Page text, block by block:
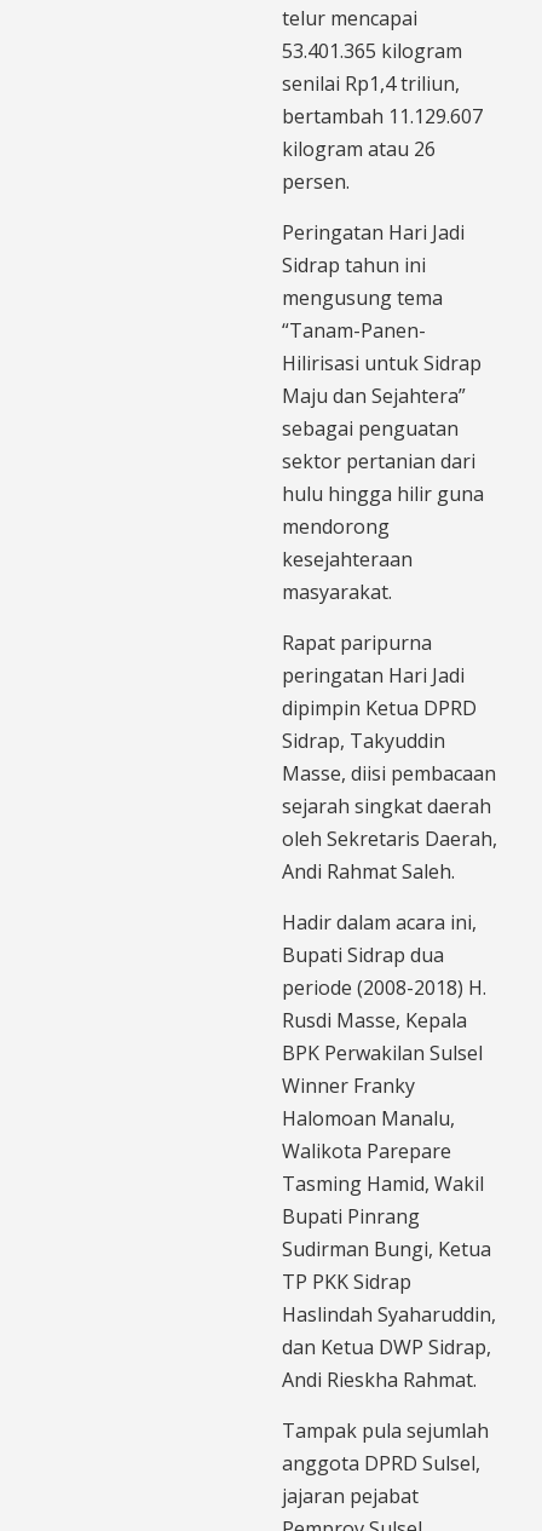
telur mencapai
53.401.365 kilogram
senilai Rp1,4 triliun,
bertambah 11.129.607
kilogram atau 26
persen.
Peringatan Hari Jadi
Sidrap tahun ini
mengusung tema
“Tanam-Panen-
Hilirisasi untuk Sidrap
Maju dan Sejahtera”
sebagai penguatan
sektor pertanian dari
hulu hingga hilir guna
mendorong
kesejahteraan
masyarakat.
Rapat paripurna
peringatan Hari Jadi
dipimpin Ketua DPRD
Sidrap, Takyuddin
Masse, diisi pembacaan
sejarah singkat daerah
oleh Sekretaris Daerah,
Andi Rahmat Saleh.
Hadir dalam acara ini,
Bupati Sidrap dua
periode (2008-2018) H.
Rusdi Masse, Kepala
BPK Perwakilan Sulsel
Winner Franky
Halomoan Manalu,
Walikota Parepare
Tasming Hamid, Wakil
Bupati Pinrang
Sudirman Bungi, Ketua
TP PKK Sidrap
Haslindah Syaharuddin,
dan Ketua DWP Sidrap,
Andi Rieskha Rahmat.
Tampak pula sejumlah
anggota DPRD Sulsel,
jajaran pejabat